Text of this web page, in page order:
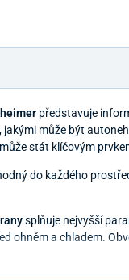
představuje
může být
stát klíčovým
do každého
splňuje nejvyšší
ohněm a chladem.